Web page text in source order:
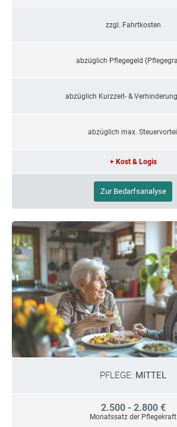
zzgl. Fahrtkosten
abzüglich Pflegegeld
abzüglich Kurzzeit- &
abzüglich max.
+ Kost & Logis
Zur Bedarfsanalyse
PFLEGE: MITTEL
2.500 - 2.800 €
Monatssatz der Pflegekraft